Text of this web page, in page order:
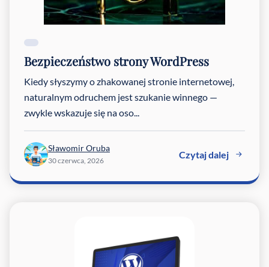
Bezpieczeństwo strony WordPress
Kiedy słyszymy o zhakowanej stronie internetowej,
naturalnym odruchem jest szukanie winnego —
zwykle wskazuje się na oso...
Sławomir Oruba
30 czerwca, 2026
Czytaj dalej